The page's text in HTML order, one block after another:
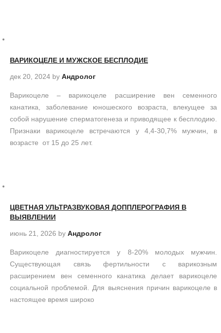
ВАРИКОЦЕЛЕ И МУЖСКОЕ БЕСПЛОДИЕ
дек 20, 2024 by Андролог
Варикоцеле – варикоцеле расширение вен семенного
канатика, заболевание юношеского возраста, влекущее за
собой нарушение сперматогенеза и приводящее к бесплодию.
Признаки варикоцеле встречаются у 4,4-30,7% мужчин, в
возрасте от 15 до 25 лет.
ЦВЕТНАЯ УЛЬТРАЗВУКОВАЯ ДОППЛЕРОГРАФИЯ В
ВЫЯВЛЕНИИ
июнь 21, 2026 by Андролог
Варикоцеле диагностируется у 8-20% молодых мужчин.
Существующая связь фертильности с варикозным
расширением вен семенного канатика делает варикоцеле
социальной проблемой. Для выяснения причин варикоцеле в
настоящее время широко